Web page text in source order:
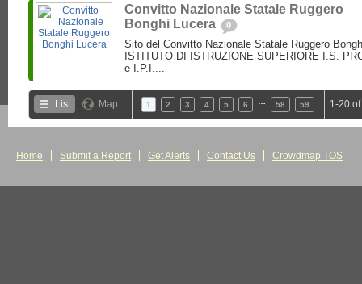
Convitto Nazionale Statale Ruggero
Bonghi Lucera
0
Sito del Convitto Nazionale Statale Ruggero
ISTITUTO DI ISTRUZIONE SUPERIORE I.S.
e I.P.I....
List Map 1 2 3 4 5 6 58 59 1-20
Home Submit a Report Get Alerts Contact Us Crowdmap TOS